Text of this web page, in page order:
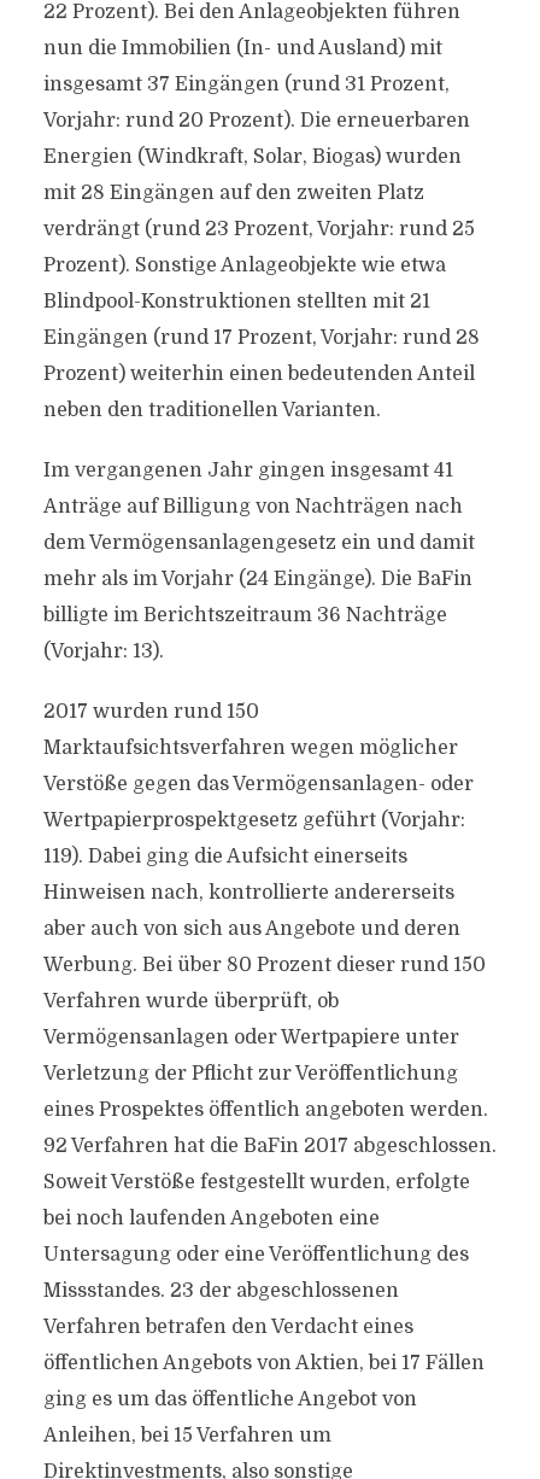
22 Prozent). Bei den Anlageobjekten führen
nun die Immobilien (In- und Ausland) mit
insgesamt 37 Eingängen (rund 31 Prozent,
Vorjahr: rund 20 Prozent). Die erneuerbaren
Energien (Windkraft, Solar, Biogas) wurden
mit 28 Eingängen auf den zweiten Platz
verdrängt (rund 23 Prozent, Vorjahr: rund 25
Prozent). Sonstige Anlageobjekte wie etwa
Blindpool-Konstruktionen stellten mit 21
Eingängen (rund 17 Prozent, Vorjahr: rund 28
Prozent) weiterhin einen bedeutenden Anteil
neben den traditionellen Varianten.
Im vergangenen Jahr gingen insgesamt 41
Anträge auf Billigung von Nachträgen nach
dem Vermögensanlagengesetz ein und damit
mehr als im Vorjahr (24 Eingänge). Die BaFin
billigte im Berichtszeitraum 36 Nachträge
(Vorjahr: 13).
2017 wurden rund 150
Marktaufsichtsverfahren wegen möglicher
Verstöße gegen das Vermögensanlagen- oder
Wertpapierprospektgesetz geführt (Vorjahr:
119). Dabei ging die Aufsicht einerseits
Hinweisen nach, kontrollierte andererseits
aber auch von sich aus Angebote und deren
Werbung. Bei über 80 Prozent dieser rund 150
Verfahren wurde überprüft, ob
Vermögensanlagen oder Wertpapiere unter
Verletzung der Pflicht zur Veröffentlichung
eines Prospektes öffentlich angeboten werden.
92 Verfahren hat die BaFin 2017 abgeschlossen.
Soweit Verstöße festgestellt wurden, erfolgte
bei noch laufenden Angeboten eine
Untersagung oder eine Veröffentlichung des
Missstandes. 23 der abgeschlossenen
Verfahren betrafen den Verdacht eines
öffentlichen Angebots von Aktien, bei 17 Fällen
ging es um das öffentliche Angebot von
Anleihen, bei 15 Verfahren um
Direktinvestments, also sonstige